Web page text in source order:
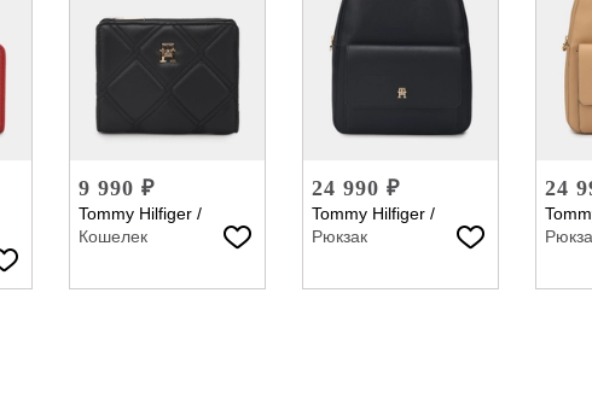
9 990 ₽
Tommy Hilfiger /
Кошелек
24 990 ₽
Tommy Hilfiger /
Рюкзак
24